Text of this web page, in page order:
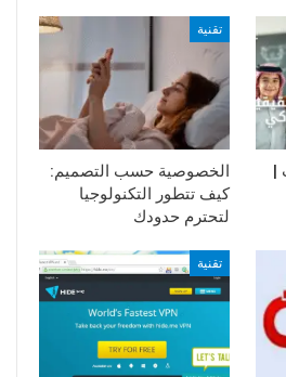
تقنية
الخصوصية حسب التصميم:
كيف تتطور التكنولوجيا
لتحترم حدودك
تقنية